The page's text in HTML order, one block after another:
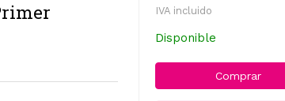
IVA incluido
Disponible
Comprar